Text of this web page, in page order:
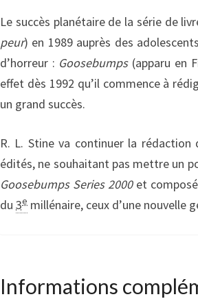
Le succès planétaire de la série de
peur) en 1989 auprès des
d’horreur : Goosebumps(apparu en
effet dès 1992 qu’il commence à
un grand succès.
R. L. Stine va continuer la rédaction
édités, ne souhaitant pas mettre un
Goosebumps Series 2000et
du 3e millénaire, ceux d’une nouvelle
Informations